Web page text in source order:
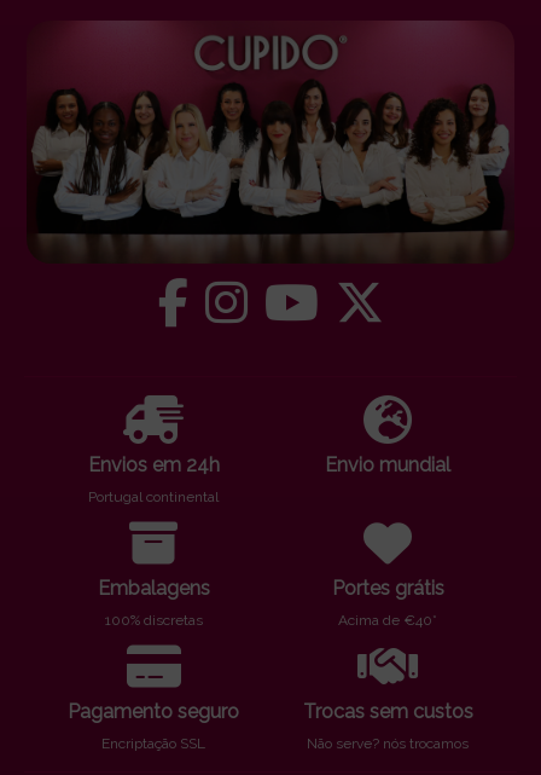
Envios em 24h
Portugal continental
Envio mundial
Embalagens
100% discretas
Portes grátis
Acima de €40*
Pagamento seguro
Encriptação SSL
Trocas sem custos
Não serve? nós trocamos